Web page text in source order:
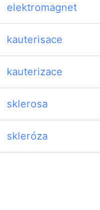
elektromagnet
kauterisace
kauterizace
sklerosa
skleróza